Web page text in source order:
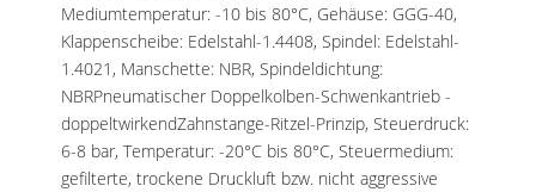
Mediumtemperatur: -10 bis 80°C, Gehäuse: GGG-40,
Klappenscheibe: Edelstahl-1.4408, Spindel: Edelstahl-
1.4021, Manschette: NBR, Spindeldichtung:
NBRPneumatischer Doppelkolben-Schwenkantrieb -
doppeltwirkendZahnstange-Ritzel-Prinzip, Steuerdruck:
6-8 bar, Temperatur: -20°C bis 80°C, Steuermedium:
gefilterte, trockene Druckluft bzw. nicht aggressive